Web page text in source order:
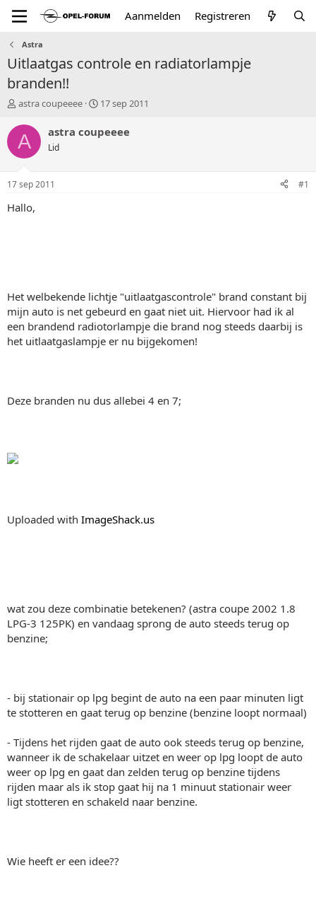
Aanmelden Registreren
Astra
Uitlaatgas controle en radiatorlampje
branden!!
T
p
i
a
r
astra coupeeee
S
a
r
17 sep 2011
A astra coupeeee
Lid
17 sep 2011 #1
Hallo,
Het welbekende lichtje "uitlaatgascontrole" brand constant bij
mijn auto is net gebeurd en gaat niet uit. Hiervoor had ik al
een brandend radiotorlampje die brand nog steeds daarbij is
het uitlaatgaslampje er nu bijgekomen!
Deze branden nu dus allebei 4 en 7;
Uploaded with ImageShack.us
wat zou deze combinatie betekenen? (astra coupe 2002 1.8
LPG-3 125PK) en vandaag sprong de auto steeds terug op
benzine;
- bij stationair op lpg begint de auto na een paar minuten ligt
te stotteren en gaat terug op benzine (benzine loopt normaal)
- Tijdens het rijden gaat de auto ook steeds terug op benzine,
wanneer ik de schakelaar uitzet en weer op lpg loopt de auto
weer op lpg en gaat dan zelden terug op benzine tijdens
rijden maar als ik stop gaat hij na 1 minuut stationair weer
ligt stotteren en schakeld naar benzine.
Wie heeft er een idee??